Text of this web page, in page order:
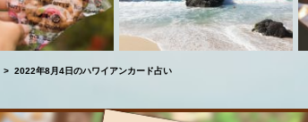
2022年8月4日のハワイアンカード占い